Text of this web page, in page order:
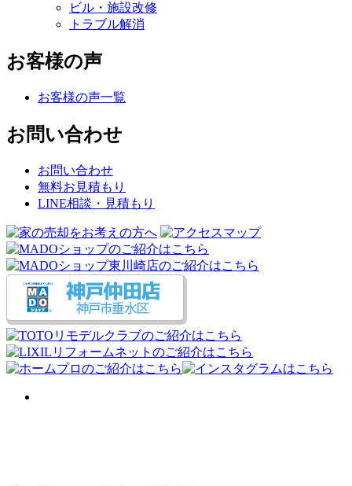
ビル・施設改修
トラブル解消
お客様の声
お客様の声一覧
お問い合わせ
お問い合わせ
無料お見積もり
LINE相談・見積もり